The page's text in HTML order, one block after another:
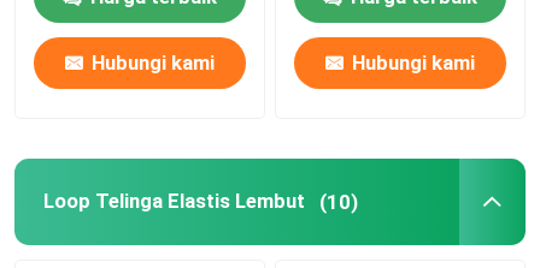
Wisata pabrik
Hubungi kami Hubungi kami
Loop Telinga Elastis Lembut (10)